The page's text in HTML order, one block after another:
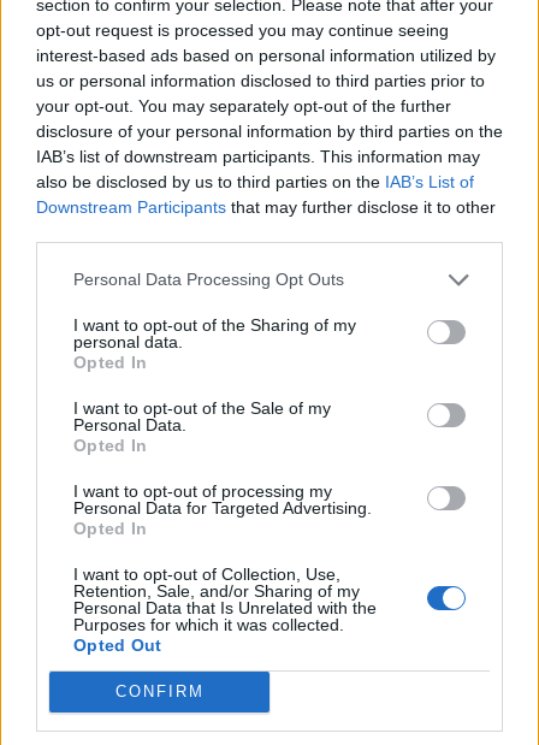
section to confirm your selection. Please note that after your
opt-out request is processed you may continue seeing
interest-based ads based on personal information utilized by
us or personal information disclosed to third parties prior to
your opt-out. You may separately opt-out of the further
disclosure of your personal information by third parties on the
IAB’s list of downstream participants. This information may
also be disclosed by us to third parties on the IAB’s List of
Downstream Participants that may further disclose it to other
Personal Data Processing Opt Outs
I want to opt-out of the Sharing of my
personal data.
Opted In
I want to opt-out of the Sale of my
Personal Data.
Opted In
I want to opt-out of processing my
Personal Data for Targeted Advertising.
Opted In
I want to opt-out of Collection, Use,
Retention, Sale, and/or Sharing of my
Personal Data that Is Unrelated with the
Purposes for which it was collected.
Opted Out
CONFIRM
ΔΙΑΒΑΣΤΕ ΑΚΟΜΑ